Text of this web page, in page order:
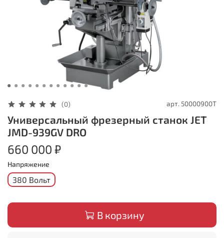
(0) арт. 50000900T
Универсальный фрезерный станок JET
JMD-939GV DRO
660 000 ₽
Напряжение
380 Вольт
В корзину